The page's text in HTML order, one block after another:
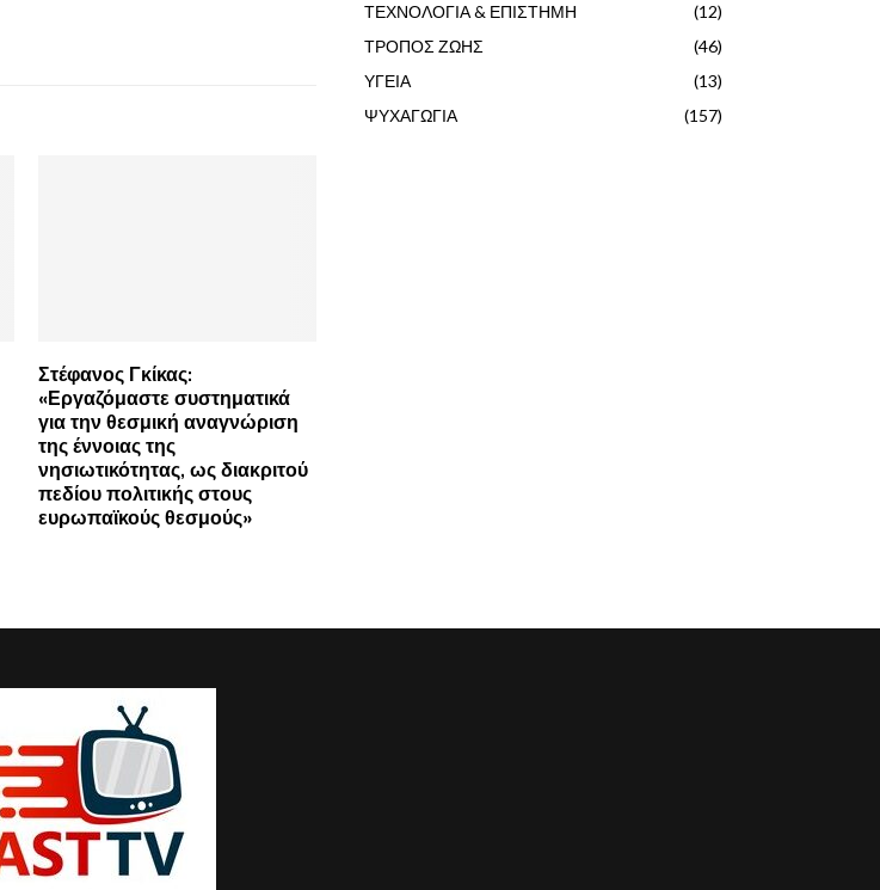
Στέφανος Γκίκας:
«Εργαζόμαστε συστηματικά
για την θεσμική αναγνώριση
της έννοιας της
νησιωτικότητας, ως διακριτού
πεδίου πολιτικής στους
ευρωπαϊκούς θεσμούς»
ΤΕΧΝΟΛΟΓΙΑ & ΕΠΙΣΤΗΜΗ
(12)
ΤΡΟΠΟΣ ΖΩΗΣ
(46)
ΥΓΕΙΑ
(13)
ΨΥΧΑΓΩΓΙΑ
(157)